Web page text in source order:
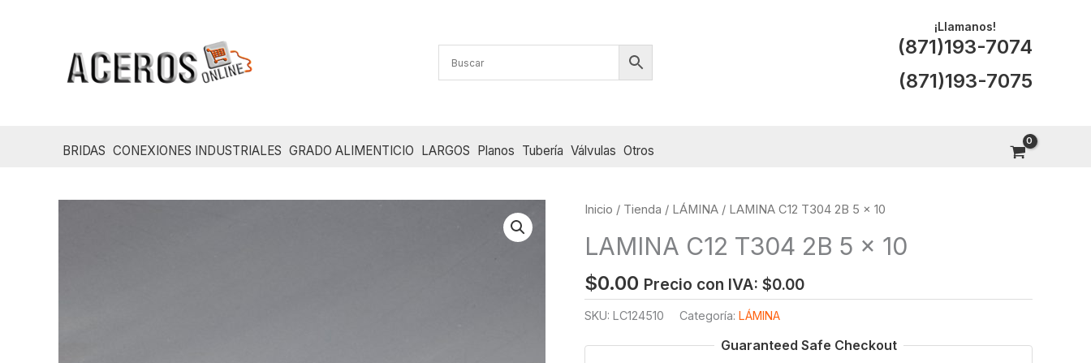
¡Llamanos!
(871)193-7074
(871)193-7075
BRIDAS CONEXIONES INDUSTRIALES GRADO ALIMENTICIO LARGOS Planos Tubería Válvulas Otros
Inicio / Tienda / LÁMINA / LAMINA C12 T304 2B 5 x 10
LAMINA C12 T304 2B 5 x 10
$0.00 Precio con IVA: $0.00
SKU: LC124510 Categoría: LÁMINA
Guaranteed Safe Checkout